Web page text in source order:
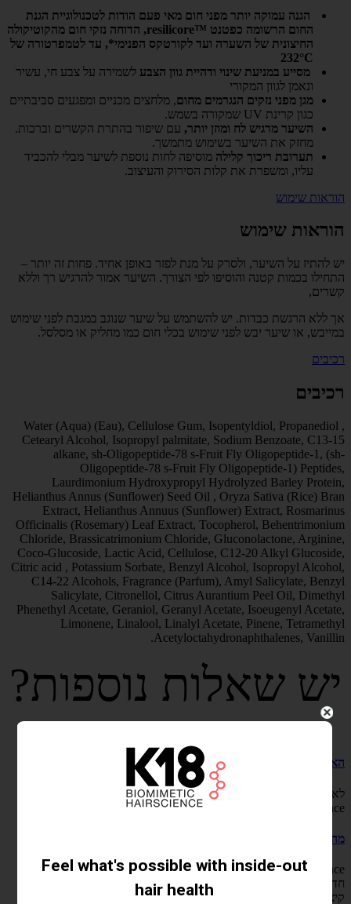
הגנה עמוקה יותר מפני חום מאי פעם הודות לטכנולוגיית הגנת
החום הרשומה כפטנט resilicore™‎, הדוחה נזקי חום מהקוטיקולה
החיצונית של השערה ועד לקורטקס הפנימי*, עד לטמפרטורה של
232°C
מסייע במניעת שינוי ודהיית גוון הצבע לשמירה על צבע חי, עשיר
ונאמן לגוון המקורי
מגן מפני נזקים הנגרמים מחום, מלחצים מכניים ומפגעים סביבתיים
כגון קרינת UV שמקורה בשמש.
השיער מרגיש לח ומוזן יותר, עם שיפור בהתרת הקשרים וברכות.
מחזק את השיער בשימוש מתמשך.
תערובת ריכוך קלילה מוסיפה לחות נוספת לשיער מבלי להכביד
עליו, ומשפרת את קלות הסירוק והעיצוב.
הוראות שימוש
הוראות שימוש
יש להתיז על השיער, ולסרק על מנת לפזר באופן אחיד. פחות זה יותר –
התחילו בכמות קטנה והוסיפו לפי הצורך. השיער אמור להרגיש רך וללא
קשרים,
אך ללא הרגשת כבדות. יש להשתמש על שיער שנוגב במגבת לפני שימוש
במייבש, או שיער יבש לפני שימוש בכלי חום כמו מחליק או מסלסל.
רכיבים
רכיבים
Water (Aqua) (Eau), Cellulose Gum, Isopentyldiol, Propanediol ,
Cetearyl Alcohol, Isopropyl palmitate, Sodium Benzoate, C13-15
alkane, sh-Oligopeptide-78 s-Fruit Fly Oligopeptide-1, (sh-
Oligopeptide-78 s-Fruit Fly Oligopeptide-1) Peptides,
Laurdimonium Hydroxypropyl Hydrolyzed Barley Protein,
Helianthus Annus (Sunflower) Seed Oil , Oryza Sativa (Rice) Bran
Extract, Helianthus Annuus (Sunflower) Extract, Rosmarinus
Officinalis (Rosemary) Leaf Extract, Tocopherol, Behentrimonium
Chloride, Brassicatrimonium Chloride, Gluconolactone, Arginine,
Coco-Glucoside, Lactic Acid, Cellulose, C12-20 Alkyl Glucoside,
Citric acid , Potassium Sorbate, Benzyl Alcohol, Isopropyl Alcohol,
C14-22 Alcohols, Fragrance (Parfum), Amyl Salicylate, Benzyl
Salicylate, Citronellol, Citrus Aurantium Peel Oil, Dimethyl
Phenethyl Acetate, Geraniol, Geranyl Acetate, Isoeugenyl Acetate,
Limonene, Linalool, Linalyl Acetate, Pinene, Tetramethyl
Acetyloctahydronaphthalenes, Vanillin.
יש שאלות נוספות?
האם צריך להמתין לפני שימוש בחום לאחר מריחת HeatBounce?
לא. ניתן להשתמש בפן או בכלי עיצוב בחום מיד לאחר מריחת
HeatBounce.
מה ההבדל בין HeatBounce לבין מגני חום מסורתיים?
HeatBounce מבוסס על טכנולוגיית הגנה מחום בשם resilicore™
חדשנות בהשראת
– חלבון טבעי המסוגל לעמוד בטמפרטורות
קיצוניות.